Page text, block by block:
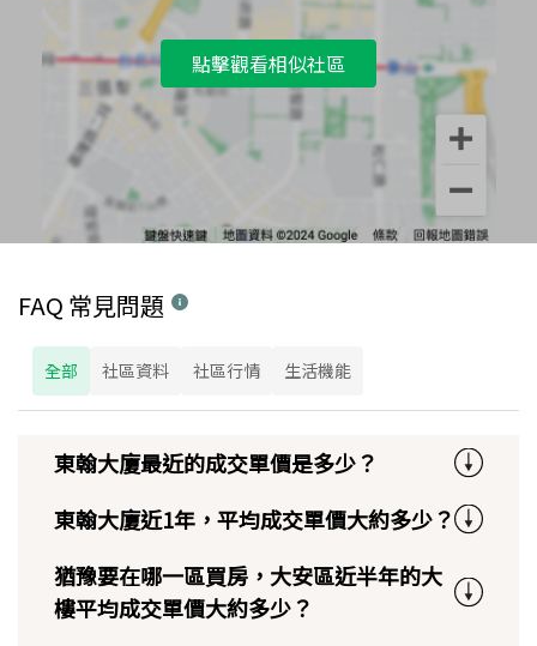
點擊觀看相似社區
FAQ 常見問題
全部 社區資料 社區行情 生活機能
東翰大廈最近的成交單價是多少？
東翰大廈近1年，平均成交單價大約多少？
猶豫要在哪一區買房，大安區近半年的大
樓平均成交單價大約多少？